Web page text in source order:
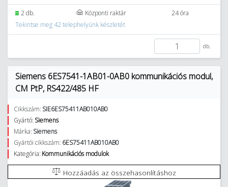
2 db. Központi raktár
24 óra
Tekintse meg 42 telephelyünk készletét
db.
Siemens 6ES7541-1AB01-0AB0 kommunikációs modul,
CM PtP, RS422/485 HF
Cikkszám: SIE6ES75411AB010AB0
Gyártó: Siemens
Márka: Siemens
Gyártói cikkszám: 6ES75411AB010AB0
Kategória: Kommunikációs modulok
Hozzáadás az összehasonlításhoz